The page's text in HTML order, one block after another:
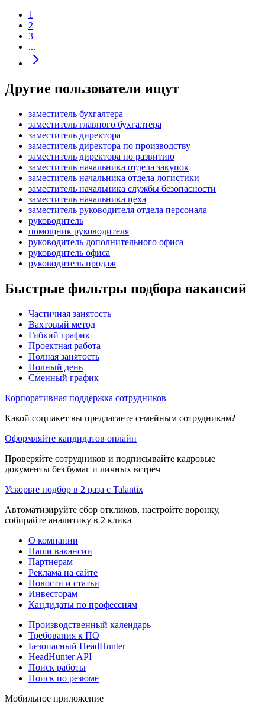
1
2
3
...
Другие пользователи ищут
заместитель бухгалтера
заместитель главного бухгалтера
заместитель директора
заместитель директора по производству
заместитель директора по развитию
заместитель начальника отдела закупок
заместитель начальника отдела логистики
заместитель начальника службы безопасности
заместитель начальника цеха
заместитель руководителя отдела персонала
руководитель
помощник руководителя
руководитель дополнительного офиса
руководитель офиса
руководитель продаж
Быстрые фильтры подбора вакансий
Частичная занятость
Вахтовый метод
Гибкий график
Проектная работа
Полная занятость
Полный день
Сменный график
Корпоративная поддержка сотрудников
Какой соцпакет вы предлагаете семейным сотрудникам?
Оформляйте кандидатов онлайн
Проверяйте сотрудников и подписывайте кадровые
документы без бумаг и личных встреч
Ускорьте подбор в 2 раза с Talantix
Автоматизируйте сбор откликов, настройте воронку,
собирайте аналитику в 2 клика
О компании
Наши вакансии
Партнерам
Реклама на сайте
Новости и статьи
Инвесторам
Кандидаты по профессиям
Производственный календарь
Требования к ПО
Безопасный HeadHunter
HeadHunter API
Поиск работы
Поиск по резюме
Мобильное приложение